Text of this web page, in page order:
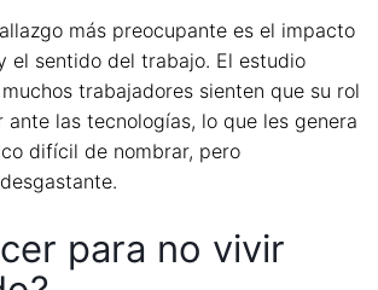
más preocupante es el impacto
el sentido del trabajo. El estudio
trabajadores sienten que su rol
ante las tecnologías, lo que les genera
difícil de nombrar, pero
para no vivir